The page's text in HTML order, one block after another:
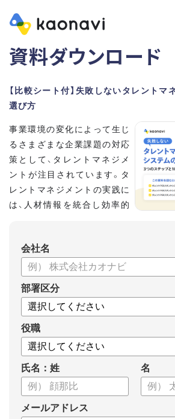
資料ダウンロード
【比較シート付】失敗しないタレントマ
選び方
事業環境の変化によって生じ
るさまざまな企業課題の対応
策として、タレントマネジメ
ントが注目されています。タ
レントマネジメントの実践に
は、人材情報を統合し効率的
・タレントマネジメントが必要な企業の特
・タレントマネジメントシステム導入を
定ポイント
・システム導入までの3つのステップ
についてまとめています。ぜひお役立て
会社名
部署区分
役職
氏名：姓 名
メールアドレス